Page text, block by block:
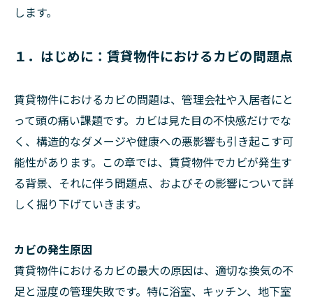
します。
１．はじめに：賃貸物件におけるカビの問題点
賃貸物件におけるカビの問題は、管理会社や入居者にと
って頭の痛い課題です。カビは見た目の不快感だけでな
く、構造的なダメージや健康への悪影響も引き起こす可
能性があります。この章では、賃貸物件でカビが発生す
る背景、それに伴う問題点、およびその影響について詳
しく掘り下げていきます。
カビの発生原因
賃貸物件におけるカビの最大の原因は、適切な換気の不
足と湿度の管理失敗です。特に浴室、キッチン、地下室